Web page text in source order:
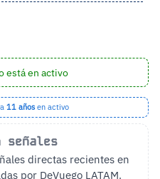
está en activo
11 años en activo
señales
directas recientes en
por DeVuego LATAM.